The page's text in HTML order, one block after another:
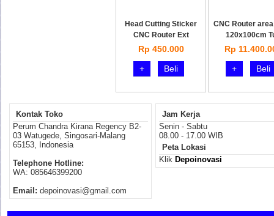
Head Cutting Sticker
CNC Router Ext
Rp 450.000
+
Beli
CNC Router
120x100cm
Rp
+
Beli
Kontak Toko
Perum Chandra Kirana Regency B2-
03 Watugede, Singosari-Malang
65153, Indonesia
Telephone Hotline:
WA: 085646399200
Email: depoinovasi@gmail.com
Jam Kerja
Senin - Sabtu
08.00 - 17.00 WIB
Peta Lokasi
Klik Depoinovasi